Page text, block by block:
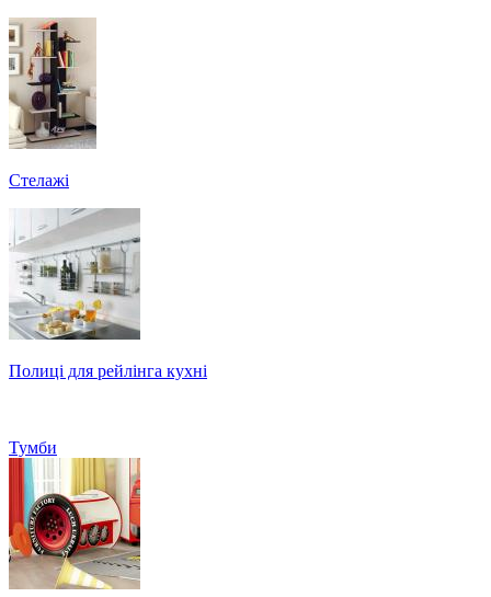
Стелажі
Полиці для рейлінга кухні
Тумби